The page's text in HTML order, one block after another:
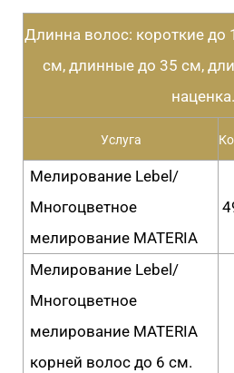
Длинна волос: короткие до
см, длинные до 35 см,
наценка.
Услуга
Мелирование Lebel/
Многоцветное
мелирование MATERIA
Мелирование Lebel/
Многоцветное
мелирование MATERIA
корней волос до 6 см.